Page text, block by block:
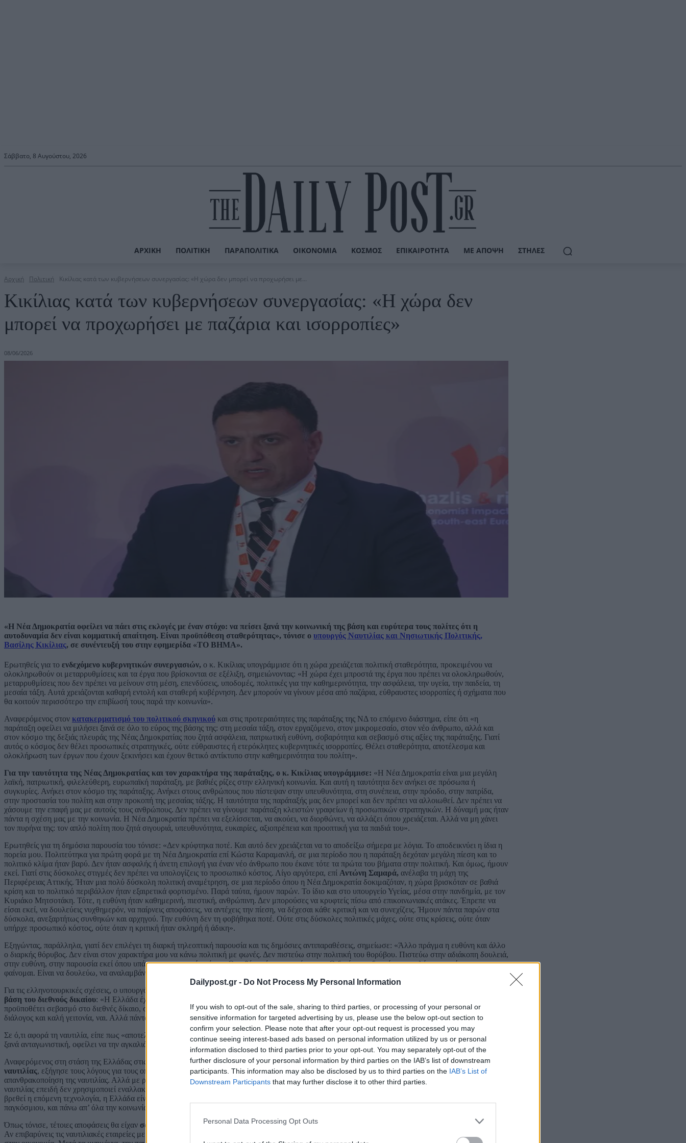
Dailypost.gr - Do Not Process My Personal Information
If you wish to opt-out of the sale, sharing to third parties, or processing of your personal or
sensitive information for targeted advertising by us, please use the below opt-out section to
confirm your selection. Please note that after your opt-out request is processed you may
continue seeing interest-based ads based on personal information utilized by us or personal
information disclosed to third parties prior to your opt-out. You may separately opt-out of the
further disclosure of your personal information by third parties on the IAB’s list of downstream
participants. This information may also be disclosed by us to third parties on the IAB’s List of
Downstream Participants that may further disclose it to other third parties.
Personal Data Processing Opt Outs
Σάββατο, 8 Αυγούστου, 2026
ΑΡΧΙΚΉ ΠΟΛΙΤΙΚΉ ΠΑΡΑΠΟΛΙΤΙΚΆ ΟΙΚΟΝΟΜΊΑ ΚΌΣΜΟΣ ΕΠΙΚΑΙΡΌΤΗΤΑ ΜΕ ΆΠΟΨΗ ΣΤΉΛΕΣ
Αρχική Πολιτική Κικίλιας κατά των κυβερνήσεων συνεργασίας: «Η χώρα δεν μπορεί να προχωρήσει με...
Κικίλιας κατά των κυβερνήσεων συνεργασίας: «Η χώρα δεν
μπορεί να προχωρήσει με παζάρια και ισορροπίες»
08/06/2026
«Η Νέα Δημοκρατία οφείλει να πάει στις εκλογές με έναν στόχο: να πείσει ξανά την κοινωνική της βάση και ευρύτερα τους πολίτες ότι η
αυτοδυναμία δεν είναι κομματική απαίτηση. Είναι προϋπόθεση σταθερότητας», τόνισε ο υπουργός Ναυτιλίας και Νησιωτικής Πολιτικής,
Βασίλης Κικίλιας, σε συνέντευξή του στην εφημερίδα «ΤΟ ΒΗΜΑ».
Ερωτηθείς για το ενδεχόμενο κυβερνητικών συνεργασιών, ο κ. Κικίλιας υπογράμμισε ότι η χώρα χρειάζεται πολιτική σταθερότητα, προκειμένου να
ολοκληρωθούν οι μεταρρυθμίσεις και τα έργα που βρίσκονται σε εξέλιξη, σημειώνοντας: «Η χώρα έχει μπροστά της έργα που πρέπει να ολοκληρωθούν,
μεταρρυθμίσεις που δεν πρέπει να μείνουν στη μέση, επενδύσεις, υποδομές, πολιτικές για την καθημερινότητα, την ασφάλεια, την υγεία, την παιδεία, τη
μεσαία τάξη. Αυτά χρειάζονται καθαρή εντολή και σταθερή κυβέρνηση. Δεν μπορούν να γίνουν μέσα από παζάρια, εύθραυστες ισορροπίες ή σχήματα που
θα κοιτούν περισσότερο την επιβίωσή τους παρά την κοινωνία».
Αναφερόμενος στον κατακερματισμό του πολιτικού σκηνικού και στις προτεραιότητες της παράταξης της ΝΔ το επόμενο διάστημα, είπε ότι «η
παράταξη οφείλει να μιλήσει ξανά σε όλο το εύρος της βάσης της: στη μεσαία τάξη, στον εργαζόμενο, στον μικρομεσαίο, στον νέο άνθρωπο, αλλά και
στον κόσμο της δεξιάς πλευράς της Νέας Δημοκρατίας που ζητά ασφάλεια, πατριωτική ευθύνη, σοβαρότητα και σεβασμό στις αξίες της παράταξης. Γιατί
αυτός ο κόσμος δεν θέλει προσωπικές στρατηγικές, ούτε εύθραυστες ή ετερόκλητες κυβερνητικές ισορροπίες. Θέλει σταθερότητα, αποτέλεσμα και
ολοκλήρωση των έργων που έχουν ξεκινήσει και έχουν θετικό αντίκτυπο στην καθημερινότητα του πολίτη».
Για την ταυτότητα της Νέας Δημοκρατίας και τον χαρακτήρα της παράταξης, ο κ. Κικίλιας υπογράμμισε: «Η Νέα Δημοκρατία είναι μια μεγάλη
λαϊκή, πατριωτική, φιλελεύθερη, ευρωπαϊκή παράταξη, με βαθιές ρίζες στην ελληνική κοινωνία. Και αυτή η ταυτότητα δεν ανήκει σε πρόσωπα ή
συγκυρίες. Ανήκει στον κόσμο της παράταξης. Ανήκει στους ανθρώπους που πίστεψαν στην υπευθυνότητα, στη συνέπεια, στην πρόοδο, στην πατρίδα,
στην προστασία του πολίτη και στην προκοπή της μεσαίας τάξης. Η ταυτότητα της παράταξής μας δεν μπορεί και δεν πρέπει να αλλοιωθεί. Δεν πρέπει να
χάσουμε την επαφή μας με αυτούς τους ανθρώπους. Δεν πρέπει να γίνουμε παράταξη κλειστών γραφείων ή προσωπικών στρατηγικών. Η δύναμή μας ήταν
πάντα η σχέση μας με την κοινωνία. Η Νέα Δημοκρατία πρέπει να εξελίσσεται, να ακούει, να διορθώνει, να αλλάζει όπου χρειάζεται. Αλλά να μη χάνει
τον πυρήνα της: τον απλό πολίτη που ζητά σιγουριά, υπευθυνότητα, ευκαιρίες, αξιοπρέπεια και προοπτική για τα παιδιά του».
Ερωτηθείς για τη δημόσια παρουσία του τόνισε: «Δεν κρύφτηκα ποτέ. Και αυτό δεν χρειάζεται να το αποδείξω σήμερα με λόγια. Το αποδεικνύει η ίδια η
πορεία μου. Πολιτεύτηκα για πρώτη φορά με τη Νέα Δημοκρατία επί Κώστα Καραμανλή, σε μια περίοδο που η παράταξη δεχόταν μεγάλη πίεση και το
πολιτικό κλίμα ήταν βαρύ. Δεν ήταν ασφαλής ή άνετη επιλογή για έναν νέο άνθρωπο που έκανε τότε τα πρώτα του βήματα στην πολιτική. Και όμως, ήμουν
εκεί. Γιατί στις δύσκολες στιγμές δεν πρέπει να υπολογίζεις το προσωπικό κόστος. Λίγο αργότερα, επί Αντώνη Σαμαρά, ανέλαβα τη μάχη της
Περιφέρειας Αττικής. Ήταν μια πολύ δύσκολη πολιτική αναμέτρηση, σε μια περίοδο όπου η Νέα Δημοκρατία δοκιμαζόταν, η χώρα βρισκόταν σε βαθιά
κρίση και το πολιτικό περιβάλλον ήταν εξαιρετικά φορτισμένο. Παρά ταύτα, ήμουν παρών. Το ίδιο και στο υπουργείο Υγείας, μέσα στην πανδημία, με τον
Κυριάκο Μητσοτάκη. Τότε, η ευθύνη ήταν καθημερινή, πιεστική, ανθρώπινη. Δεν μπορούσες να κρυφτείς πίσω από επικοινωνιακές ατάκες. Έπρεπε να
είσαι εκεί, να δουλεύεις νυχθημερόν, να παίρνεις αποφάσεις, να αντέχεις την πίεση, να δέχεσαι κάθε κριτική και να συνεχίζεις. Ήμουν πάντα παρών στα
δύσκολα, ανεξαρτήτως συνθηκών και αρχηγού. Την ευθύνη δεν τη φοβήθηκα ποτέ. Ούτε στις δύσκολες πολιτικές μάχες, ούτε στις κρίσεις, ούτε όταν
υπήρχε προσωπικό κόστος, ούτε όταν η κριτική ήταν σκληρή ή άδικη».
Εξηγώντας, παράλληλα, γιατί δεν επιλέγει τη διαρκή τηλεοπτική παρουσία και τις δημόσιες αντιπαραθέσεις, σημείωσε: «Άλλο πράγμα η ευθύνη και άλλο
ο διαρκής θόρυβος. Δεν είναι στον χαρακτήρα μου να κάνω πολιτική με φωνές. Δεν πιστεύω στην πολιτική του θορύβου. Πιστεύω στην αδιάκοπη δουλειά,
στην ευθύνη, στην παρουσία εκεί όπου υπάρχει πραγματική ανάγκη. Ο καθένας έχει τον τρόπο του. Ο δικός μου δεν είναι να μιλάω συνεχώς για να
φαίνομαι. Είναι να δουλεύω, να αναλαμβάνω την ευθύνη που μου αναλογεί και να είμαι παρών όταν οι περιστάσεις το απαιτούν».
Για τις ελληνοτουρκικές σχέσεις, ο υπουργός επισήμανε ότι
βάση του διεθνούς δικαίου: «Η Ελλάδα έχει αποδείξει ότι επιδιώκει την καλή γειτονία, τον διάλογο και τη σταθερότητα στην περιοχή. Αυτό όμως
προϋποθέτει σεβασμό στο διεθνές δίκαιο, στο δίκαιο της θάλασσας, στην εθνική κυριαρχία και στα κυριαρχικά δικαιώματα. Το μήνυμα είναι καθαρό:
διάλογος και καλή γειτονία, ναι. Αλλά πάντα με σεβασμό στο διεθνές δίκαιο και χωρίς απειλές, αμφισβητήσεις ή ρητορικές εξάρσεις».
Σε ό,τι αφορά τη ναυτιλία, είπε πως «αποτελεί ένα από τα ισχυρότερα γεωπολιτικά και αναπτυξιακά πλεονεκτήματά μας και αν η Ευρώπη θέλει να γίνει
ξανά ανταγωνιστική, οφείλει να την αγκαλιάσει και να αξιοποιήσει τη δύναμή της».
Αναφερόμενος στη στάση της Ελλάδας στις διαπραγματεύσεις του Διεθνούς Ναυτιλιακού Οργανισμού (IMO) για τονέο πλαίσιο απανθρακοποίησης της
ναυτιλίας, εξήγησε τους λόγους για τους οποίους η χώρα διαφοροποιήθηκε από άλλες προτάσεις και υπογράμμισε: «Η Ελλάδα υποστηρίζει τη σταδιακή
απανθρακοποίηση της ναυτιλίας. Αλλά με ρεαλιστικές και εφαρμόσιμες λύσεις. Κάποιοι θα τιμωρούσαν με δισεκατομμύρια ευρώ πρόστιμα τον κλάδο της
ναυτιλίας επειδή δεν χρησιμοποιεί εναλλακτικά καύσιμα. Όμως τα εναλλακτικά καύσιμα αντιστοιχούν στο 0,5% της παγκόσμιας ανάγκης. Άρα, μέχρι να
βρεθεί η επόμενη τεχνολογία, η Ελλάδα είναι υποχρεωμένη να στηρίξει τον τεράστιο στόλο της, που αποτελεί το 61% του ευρωπαϊκού και το 20% του
παγκόσμιου, και πάνω απ’ όλα την κοινωνία».
Όπως τόνισε, τέτοιες αποφάσεις θα είχαν σοβαρές επιπτώσεις στους Ευρωπαίους πολίτες:«Η ναυτιλία μεταφέρει το 80% του παγκόσμιου εμπορίου.
Αν επιβαρύνεις τις ναυτιλιακές εταιρείες με τεράστια κόστη, αυτά θα περάσουν στις μεταφορές, στην εφοδιαστική αλυσίδα, στα καύσιμα και συνολικά